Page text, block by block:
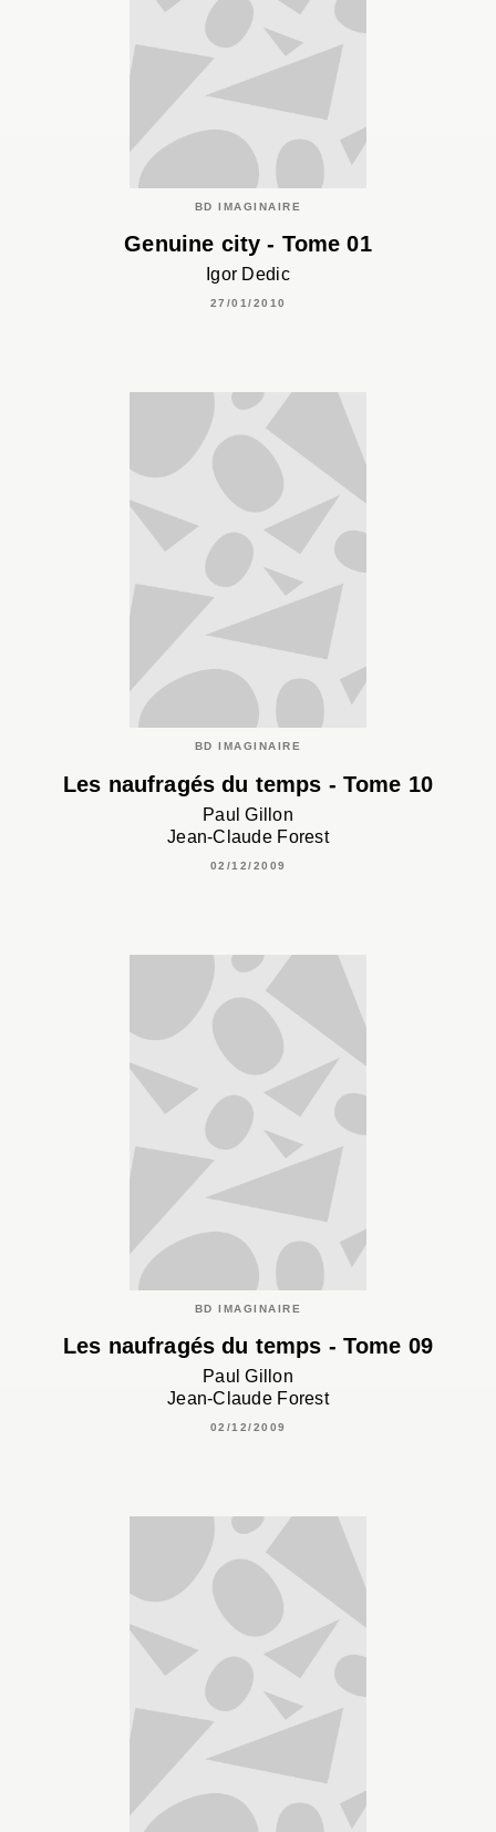
BD IMAGINAIRE
Genuine city - Tome 01
Igor Dedic
27/01/2010
BD IMAGINAIRE
Les naufragés du temps - Tome 10
Paul Gillon
Jean-Claude Forest
02/12/2009
BD IMAGINAIRE
Les naufragés du temps - Tome 09
Paul Gillon
Jean-Claude Forest
02/12/2009